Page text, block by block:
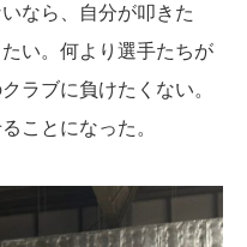
なら、自分が叩きた
い。何より選手たちが
ラブに負けたくない。
ことになった。